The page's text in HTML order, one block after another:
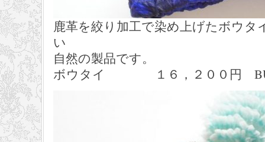
鹿革を絞り加工で染め上げたボウタ
い
自然の製品です。
ボウタイ １６，２００円